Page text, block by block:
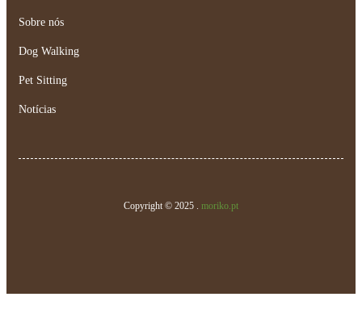
Sobre nós
Dog Walking
Pet Sitting
Notícias
Copyright © 2025 . moriko.pt